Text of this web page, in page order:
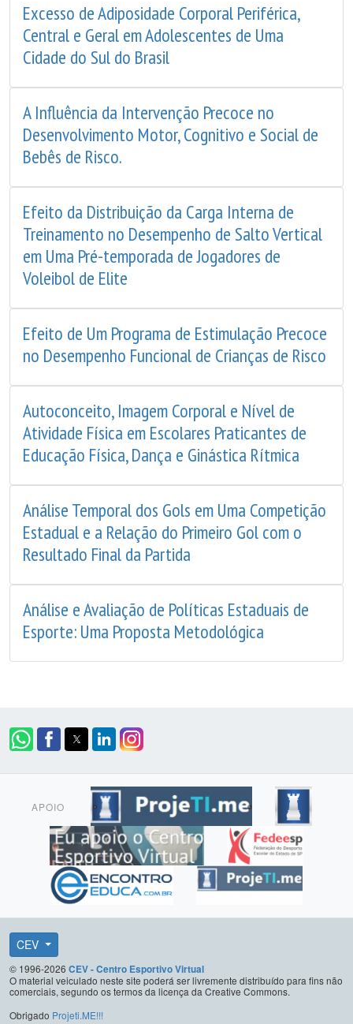
Excesso de Adiposidade Corporal Periférica,
Central e Geral em Adolescentes de Uma
Cidade do Sul do Brasil
A Influência da Intervenção Precoce no
Desenvolvimento Motor, Cognitivo e Social de
Bebês de Risco.
Efeito da Distribuição da Carga Interna de
Treinamento no Desempenho de Salto Vertical
em Uma Pré-temporada de Jogadores de
Voleibol de Elite
Efeito de Um Programa de Estimulação Precoce
no Desempenho Funcional de Crianças de Risco
Autoconceito, Imagem Corporal e Nível de
Atividade Física em Escolares Praticantes de
Educação Física, Dança e Ginástica Rítmica
Análise Temporal dos Gols em Uma Competição
Estadual e a Relação do Primeiro Gol com o
Resultado Final da Partida
Análise e Avaliação de Políticas Estaduais de
Esporte: Uma Proposta Metodológica
APOIO
CEV
© 1996-2026 CEV - Centro Esportivo Virtual
O material veiculado neste site poderá ser livremente distribuído para fins não
comerciais, segundo os termos da licença da Creative Commons.
Obrigado Projeti.ME!!!